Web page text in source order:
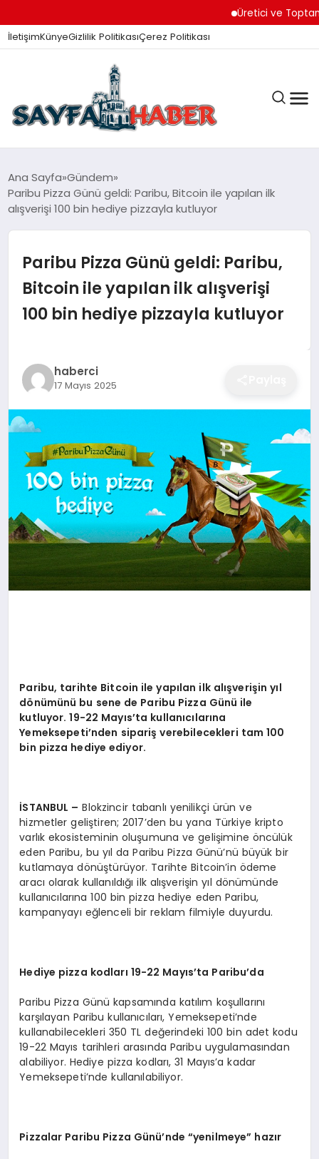
Üretici ve Toptancılar
İletişimKünyeGizlilik PolitikasıÇerez Politikası
ANA SAYFA
GÜNDEM
İZMIR HABERLERI
EKONOMI
SPOR
YAŞAM
Ana Sayfa Gündem
Paribu Pizza Günü geldi: Paribu, Bitcoin ile yapılan ilk
alışverişi 100 bin hediye pizzayla kutluyor
Paribu Pizza Günü geldi: Paribu,
Bitcoin ile yapılan ilk alışverişi
100 bin hediye pizzayla kutluyor
haberci
17 Mayıs 2025
Paribu, tarihte Bitcoin ile yapılan ilk alışverişin yıl
dönümünü bu sene de Paribu Pizza Günü ile
kutluyor. 19-22 Mayıs’ta kullanıcılarına
Yemeksepeti’nden sipariş verebilecekleri tam 100
bin pizza hediye ediyor.
İSTANBUL – Blokzincir tabanlı yenilikçi ürün ve
hizmetler geliştiren; 2017’den bu yana Türkiye kripto
varlık ekosisteminin oluşumuna ve gelişimine öncülük
eden Paribu, bu yıl da Paribu Pizza Günü’nü büyük bir
kutlamaya dönüştürüyor. Tarihte Bitcoin’in ödeme
aracı olarak kullanıldığı ilk alışverişin yıl dönümünde
kullanıcılarına 100 bin pizza hediye eden Paribu,
kampanyayı eğlenceli bir reklam filmiyle duyurdu.
Hediye pizza kodları 19-22 Mayıs’ta Paribu’da
Paribu Pizza Günü kapsamında katılım koşullarını
karşılayan Paribu kullanıcıları, Yemeksepeti’nde
kullanabilecekleri 350 TL değerindeki 100 bin adet kodu
19-22 Mayıs tarihleri arasında Paribu uygulamasından
alabiliyor. Hediye pizza kodları, 31 Mayıs’a kadar
Yemeksepeti’nde kullanılabiliyor.
Pizzalar Paribu Pizza Günü’nde “yenilmeye” hazır